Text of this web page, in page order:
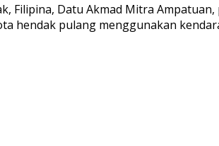
Filipina, Datu Akmad Mitra
hendak pulang menggunakan